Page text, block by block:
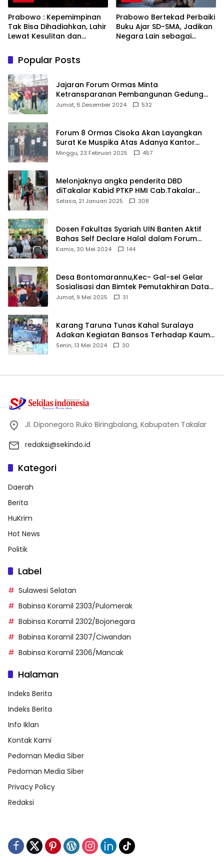
Prabowo : Kepemimpinan
Tak Bisa Dihadiahkan, Lahir
Lewat Kesulitan dan
Prabowo Bertekad Perbaiki
Buku Ajar SD-SMA, Jadikan
Negara Lain sebagai
Popular Posts
Jajaran Forum Ormas Minta
Ketransparanan Pembangunan Gedung
Damkar Di Kecamatan Cisoka
Jumat, 6 Desember 2024 532
Forum 8 Ormas Cisoka Akan Layangkan
Surat Ke Muspika Atas Adanya Kantor
Matel di Cisoka
Minggu, 23 Februari 2025 457
Melonjaknya angka penderita DBD
diTakalar Kabid PTKP HMI Cab.Takalar
angkat bicara
Selasa, 21 Januari 2025 308
Dosen Fakultas Syariah UIN Banten Aktif
Bahas Self Declare Halal dalam Forum
Ijtima Ulama MUI
Kamis, 30 Mei 2024 144
Desa Bontomarannu,Kec- Gal-sel Gelar
Sosialisasi dan Bimtek Pemutakhiran Data
ID
Jumat, 9 Mei 2025 31
Karang Taruna Tunas Kahal Suralaya
Adakan Kegiatan Bansos Terhadap Kaum
Dhuafa dan Anak Yatim-Piatu
Senin, 13 Mei 2024 30
Jl. Diponegoro Ruko Biringbalang, Kabupaten Takalar
redaksi@sekindo.id
Kategori
Daerah
Berita
HuKrim
Hot News
Politik
Label
Sulawesi Selatan
Babinsa Koramil 2303/Pulomerak
Babinsa Koramil 2302/Bojonegara
Babinsa Koramil 2307/Ciwandan
Babinsa Koramil 2306/Mancak
Halaman
Indeks Berita
Indeks Berita
Info Iklan
Kontak Kami
Pedoman Media Siber
Pedoman Media Siber
Privacy Policy
Redaksi